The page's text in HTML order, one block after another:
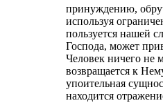
принуждению,
используя
пользуется нашей
Господа, может
Человек ничего не
возвращается к
упоительная
находится